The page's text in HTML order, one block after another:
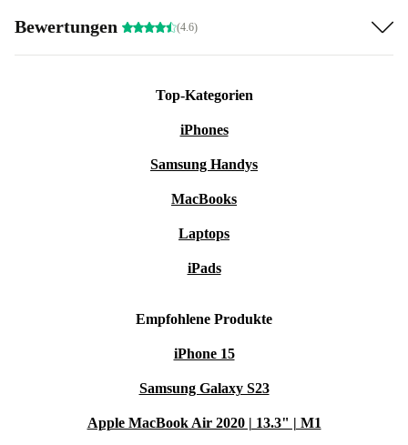
Bewertungen (4.6)
Top-Kategorien
iPhones
Samsung Handys
MacBooks
Laptops
iPads
Empfohlene Produkte
iPhone 15
Samsung Galaxy S23
Apple MacBook Air 2020 | 13.3" | M1